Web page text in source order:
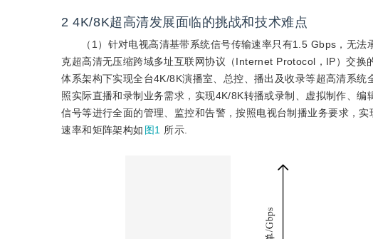
2 4K/8K超高清发展面临的挑战和技术难点
（1）针对电视高清基带系统信号传输速率只有1.5 Gbps，无
克超高清无压缩跨域多址互联网协议（Internet Protocol，IP）交换
体系架构下实现全台4K/8K演播室、总控、播出及收录等超高清系
照实际直播和录制业务需求，实现4K/8K转播或录制、虚拟制作、
信号等进行全面的管理、监控和告警，按照电视台制播业务要求，
速率和矩阵架构如 图1 所示.